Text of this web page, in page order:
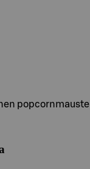
popcornmauste